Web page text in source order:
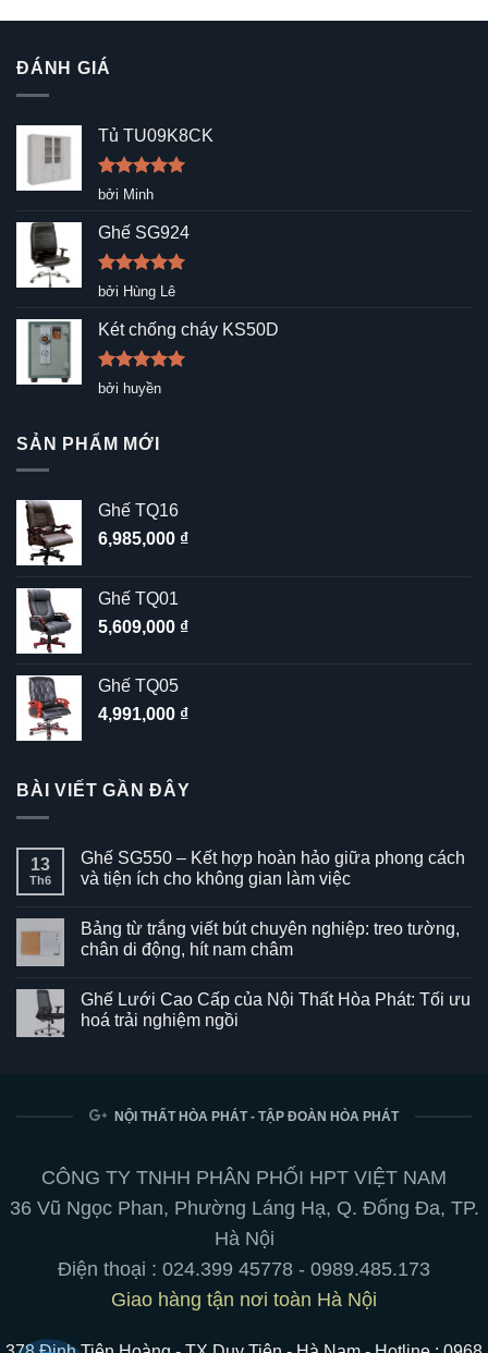
ĐÁNH GIÁ
Tủ TU09K8CK
Được xếp
sao
bởi Minh
Ghế SG924
Được xếp
5
sao
bởi Hùng Lê
Két chống cháy KS50D
Được xếp
hạng5
bởi huyền
SẢN PHẨM MỚI
Ghế TQ16
6,985,000 ₫
Ghế TQ01
5,609,000 ₫
Ghế TQ05
4,991,000 ₫
BÀI VIẾT GẦN ĐÂY
13
Th6
Ghế SG550 – Kết hợp hoàn hảo giữa phong cách
và tiện ích cho không gian làm việc
bình
luận
ở
–
Kết
hợp
và
không
gian
việc
Bảng từ trắng viết bút chuyên nghiệp: treo tường,
chân di động, hít nam châm
bình
luận
ở
chuyên
chân
di
hít
Ghế Lưới Cao Cấp của Nội Thất Hòa Phát: Tối ưu
hoá trải nghiệm ngồi
Ghế
của
Nội
Hòa
hoá
trải
nghiệm
NỘI THẤT HÒA PHÁT - TẬP ĐOÀN HÒA PHÁT
CÔNG TY TNHH PHÂN PHỐI HPT VIỆT NAM
36 Vũ Ngọc Phan, Phường Láng Hạ, Q. Đống Đa, TP.
Hà Nội
Điện thoại : 024.399 45778 - 0989.485.173
Giao hàng tận nơi toàn Hà Nội